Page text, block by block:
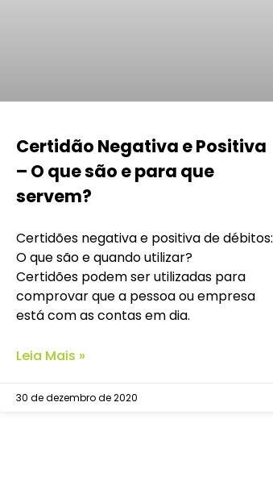
Certidão Negativa e Positiva
– O que são e para que
servem?
Certidões negativa e positiva de débitos:
O que são e quando utilizar?
Certidões podem ser utilizadas para
comprovar que a pessoa ou empresa
está com as contas em dia.
Leia Mais »
30 de dezembro de 2020